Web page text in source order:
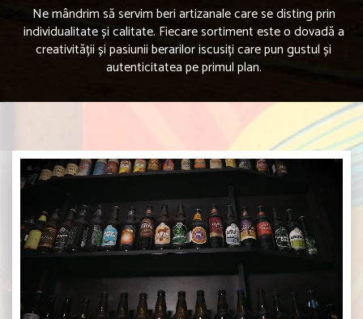
Ne mândrim să servim beri artizanale care se disting prin
individualitate și calitate. Fiecare sortiment este o dovadă a
creativității și pasiunii berarilor iscusiți care pun gustul și
autenticitatea pe primul plan.